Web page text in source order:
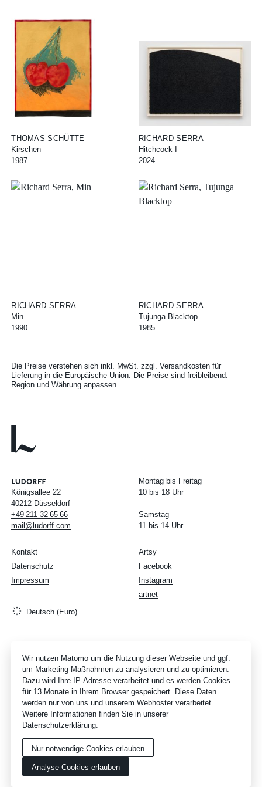
THOMAS SCHÜTTE
Kirschen
1987
RICHARD SERRA
Hitchcock I
2024
RICHARD SERRA
Min
1990
RICHARD SERRA
Tujunga Blacktop
1985
Die Preise verstehen sich inkl. MwSt. zzgl. Versandkosten für
Lieferung in die Europäische Union. Die Preise sind freibleibend.
Region und Währung anpassen
Königsallee 22
40212 Düsseldorf
+49 211 32 65 66
mail@ludorff.com
Montag bis Freitag
10 bis 18 Uhr
Samstag
11 bis 14 Uhr
Artsy
Facebook
Instagram
artnet
Kontakt
Datenschutz
Impressum
Deutsch (Euro)
Wir nutzen Matomo um die Nutzung dieser Webseite und ggf.
um Marketing-Maßnahmen zu analysieren und zu optimieren.
Dazu wird Ihre IP-Adresse verarbeitet und es werden Cookies
für 13 Monate in Ihrem Browser gespeichert. Diese Daten
werden nur von uns und unserem Webhoster verarbeitet.
Weitere Informationen finden Sie in unserer
Datenschutzerklärung.
Nur notwendige Cookies erlauben
Analyse-Cookies erlauben